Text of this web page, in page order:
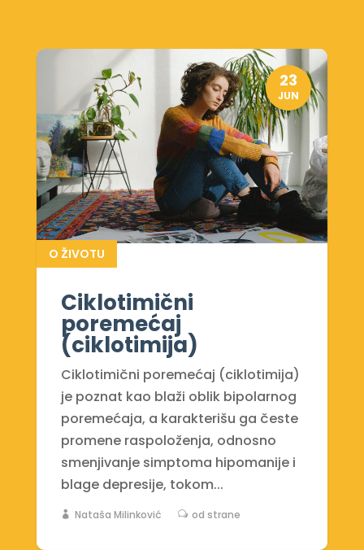
Ciklotimični
poremećaj
(ciklotimija)
O ŽIVOTU
Ciklotimični poremećaj (ciklotimija)
je poznat kao blaži oblik bipolarnog
poremećaja, a karakterišu ga česte
promene raspoloženja, odnosno
smenjivanje simptoma hipomanije i
blage depresije, tokom...
Nataša Milinković od strane
23
JUN